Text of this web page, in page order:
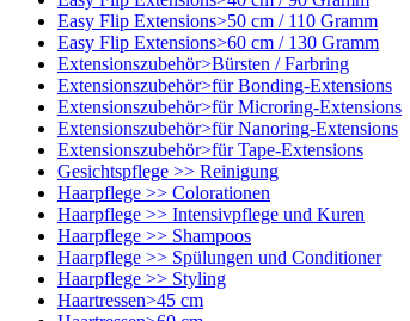
Easy Flip Extensions>50 cm / 110 Gramm
Easy Flip Extensions>60 cm / 130 Gramm
Extensionszubehör>Bürsten / Farbring
Extensionszubehör>für Bonding-Extensions
Extensionszubehör>für Microring-Extensions
Extensionszubehör>für Nanoring-Extensions
Extensionszubehör>für Tape-Extensions
Gesichtspflege >> Reinigung
Haarpflege >> Colorationen
Haarpflege >> Intensivpflege und Kuren
Haarpflege >> Shampoos
Haarpflege >> Spülungen und Conditioner
Haarpflege >> Styling
Haartressen>45 cm